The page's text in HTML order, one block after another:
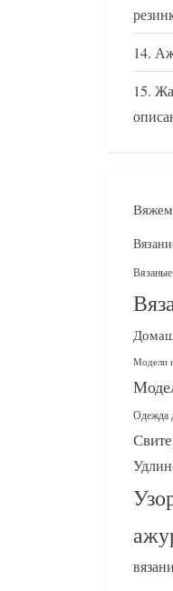
Модели
Одежда